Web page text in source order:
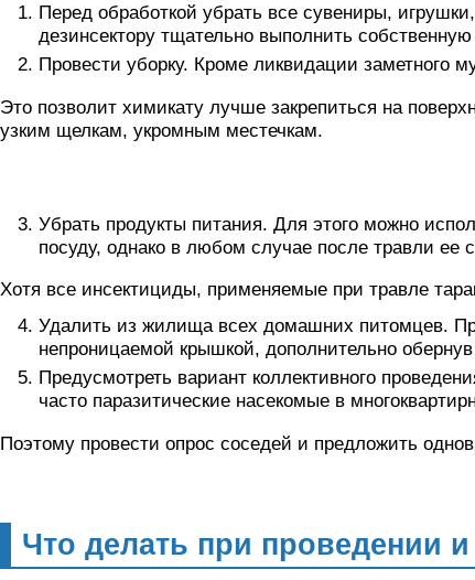
Перед обработкой убрать все сувениры,
дезинсектору тщательно выполнить
Провести уборку. Кроме ликвидации заметного
Это позволит химикату лучше закрепиться на
узким щелкам, укромным местечкам.
Убрать продукты питания. Для этого можно
посуду, однако в любом случае после травли
Хотя все инсектициды, применяемые при травле
Удалить из жилища всех домашних питомцев.
непроницаемой крышкой, дополнительно
Предусмотреть вариант коллективного
часто паразитические насекомые в
Поэтому провести опрос соседей и предложить
Что делать при проведении